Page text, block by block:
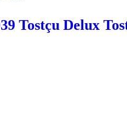
Tostçu Delux